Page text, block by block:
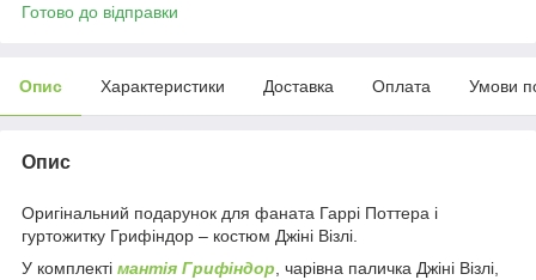
Готово до відправки
Опис Характеристики Доставка Оплата Умови
Опис
Оригінальний подарунок для фаната Гаррі Поттера і
гуртожитку Грифіндор – костюм Джіні Візлі.
У комплекті мантія Грифіндор, чарівна паличка Джіні Візлі,